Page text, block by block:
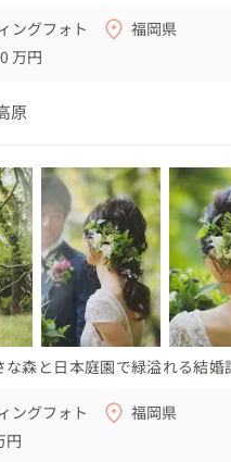
ングフォト
福岡県
万円
原
森と日本庭園で緑溢れる結婚
ングフォト
福岡県
円